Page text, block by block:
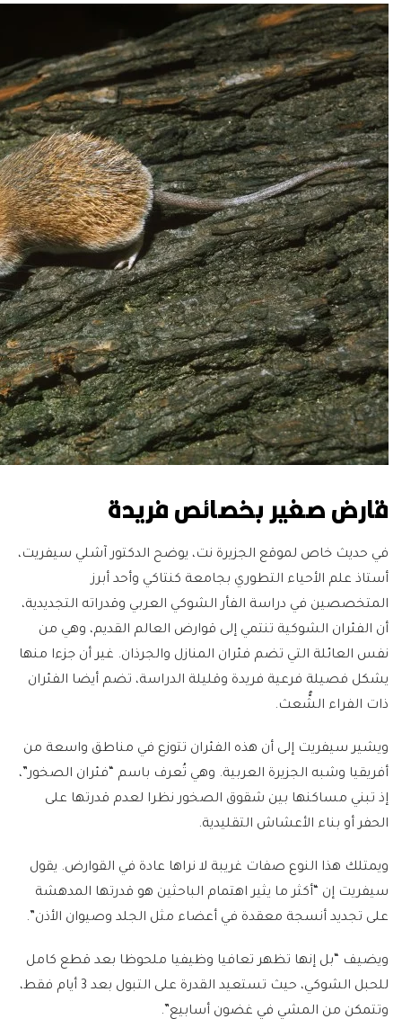
قارض صغير بخصائص فريدة
في حديث خاص لموقع الجزيرة نت، يوضح الدكتور آشلي سيفريت،
أستاذ علم الأحياء التطوري بجامعة كنتاكي وأحد أبرز
المتخصصين في دراسة الفأر الشوكي العربي وقدراته التجديدية،
أن الفئران الشوكية تنتمي إلى قوارض العالم القديم، وهي من
نفس العائلة التي تضم فئران المنازل والجرذان. غير أن جزءا منها
يشكل فصيلة فرعية فريدة وقليلة الدراسة، تضم أيضا الفئران
ذات الفراء الشُّعث.
ويشير سيفريت إلى أن هذه الفئران تتوزع في مناطق واسعة من
أفريقيا وشبه الجزيرة العربية. وهي تُعرف باسم “فئران الصخور”،
إذ تبني مساكنها بين شقوق الصخور نظرا لعدم قدرتها على
الحفر أو بناء الأعشاش التقليدية.
ويمتلك هذا النوع صفات غريبة لا نراها عادة في القوارض. يقول
سيفريت إن “أكثر ما يثير اهتمام الباحثين هو قدرتها المدهشة
على تجديد أنسجة معقدة في أعضاء مثل الجلد وصيوان الأذن”.
ويضيف “بل إنها تظهر تعافيا وظيفيا ملحوظا بعد قطع كامل
للحبل الشوكي، حيث تستعيد القدرة على التبول بعد 3 أيام فقط،
وتتمكن من المشي في غضون أسابيع”.